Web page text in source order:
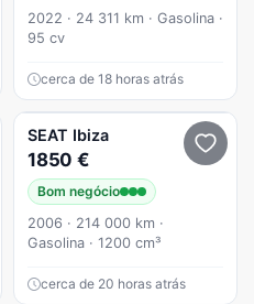
2022 · 24 311 km · Gasolina ·
95 cv
cerca de 18 horas atrás
SEAT Ibiza
1850 €
Bom negócio
2006 · 214 000 km ·
Gasolina · 1200 cm³
cerca de 20 horas atrás